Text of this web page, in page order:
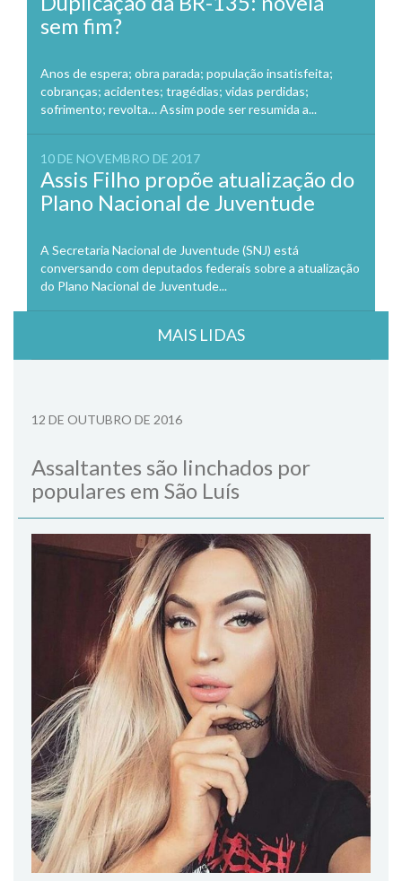
sem fim?
Anos de espera; obra parada; população insatisfeita;
cobranças; acidentes; tragédias; vidas perdidas;
sofrimento; revolta… Assim pode ser resumida a...
10 DE NOVEMBRO DE 2017
Assis Filho propõe atualização do
Plano Nacional de Juventude
A Secretaria Nacional de Juventude (SNJ) está
conversando com deputados federais sobre a atualização
do Plano Nacional de Juventude...
MAIS LIDAS
12 DE OUTUBRO DE 2016
Assaltantes são linchados por
populares em São Luís